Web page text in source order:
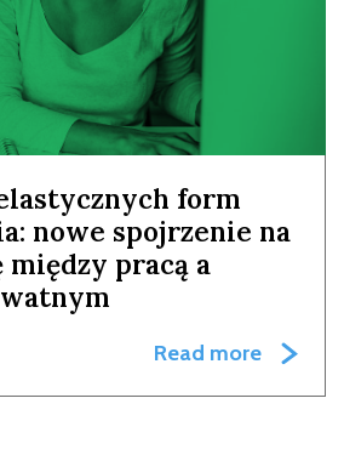
form
nowe spojrzenie na
pracą a
Read more